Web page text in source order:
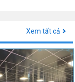
Xem tất cả